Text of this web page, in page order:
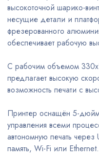
высокоточной шарико-
несущие детали и
фрезерованного
обеспечивает рабочую
С рабочим объемом
предлагает высокую
возможность печати с
Принтер оснащён 5-
управления всеми
автономную печать через
память, Wi-Fi или Ethernet.